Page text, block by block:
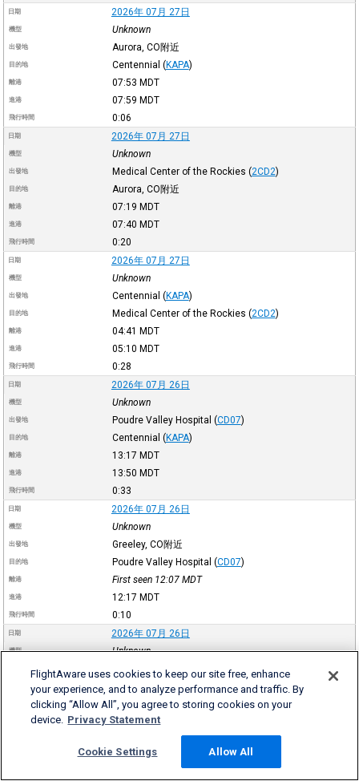
日期 2026年 07月 27日
機型 Unknown
出發地 Aurora, CO附近
目的地 Centennial (KAPA)
離港 07:53 MDT
進港 07:59 MDT
飛行時間 0:06
日期 2026年 07月 27日
機型 Unknown
出發地 Medical Center of the Rockies (2CD2)
目的地 Aurora, CO附近
離港 07:19 MDT
進港 07:40 MDT
飛行時間 0:20
日期 2026年 07月 27日
機型 Unknown
出發地 Centennial (KAPA)
目的地 Medical Center of the Rockies (2CD2)
離港 04:41 MDT
進港 05:10 MDT
飛行時間 0:28
日期 2026年 07月 26日
機型 Unknown
出發地 Poudre Valley Hospital (CD07)
目的地 Centennial (KAPA)
離港 13:17 MDT
進港 13:50 MDT
飛行時間 0:33
日期 2026年 07月 26日
機型 Unknown
出發地 Greeley, CO附近
目的地 Poudre Valley Hospital (CD07)
離港 First seen 12:07 MDT
進港 12:17 MDT
飛行時間 0:10
日期 2026年 07月 26日
機型 Unknown
Centennial (KAPA
Greeley, CO附近
10:36 MDT
Last seen 11:03
FlightAware uses cookies to keep our site free, enhance
your experience, and to analyze performance and traffic. By
clicking “Allow All”, you agree to storing cookies on your
device. Privacy Statement
Cookie Settings Allow All